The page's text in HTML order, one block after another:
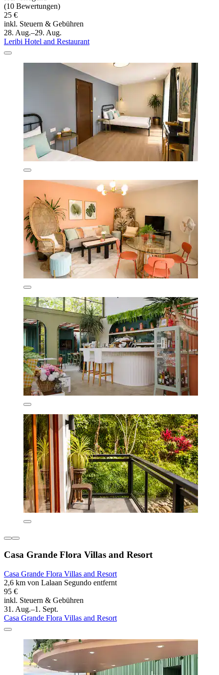
(10 Bewertungen)
25 €
inkl. Steuern & Gebühren
28. Aug.–29. Aug.
Leribi Hotel and Restaurant
Casa Grande Flora Villas and Resort
Casa Grande Flora Villas and Resort
2,6 km von Lalaan Segundo entfernt
95 €
inkl. Steuern & Gebühren
31. Aug.–1. Sept.
Casa Grande Flora Villas and Resort